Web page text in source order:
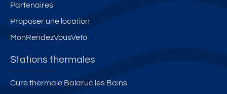
Partenaires
Proposer une location
MonRendezVousVeto
Stations thermales
Cure thermale Balaruc les Bains